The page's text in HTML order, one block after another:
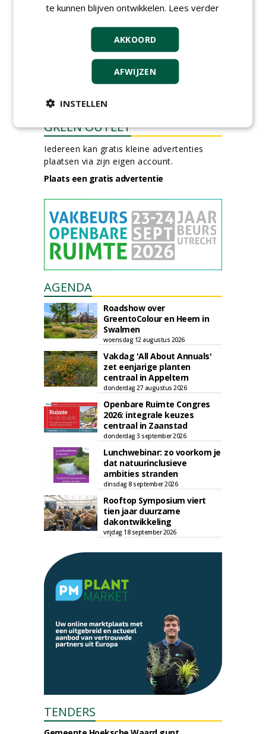
GREEN OUTLET
Iedereen kan gratis kleine advertenties
plaatsen via zijn eigen account.
Plaats een gratis advertentie
AGENDA
Roadshow over
GreentoColour en Heem in
Swalmen
woensdag 12 augustus 2026
Vakdag 'All About Annuals'
zet eenjarige planten
centraal in Appeltern
donderdag 27 augustus 2026
Openbare Ruimte Congres
2026: integrale keuzes
centraal in Zaanstad
donderdag 3 september 2026
Lunchwebinar: zo voorkom je
dat natuurinclusieve
ambities stranden
dinsdag 8 september 2026
Rooftop Symposium viert
tien jaar duurzame
dakontwikkeling
vrijdag 18 september 2026
TENDERS
te kunnen blijven ontwikkelen. Lees verder
AKKOORD
AFWIJZEN
INSTELLEN